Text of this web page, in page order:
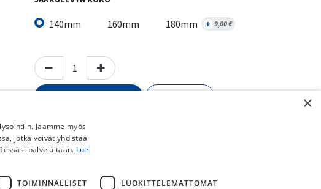
140mm 160mm 180mm + 9,00€
Lisää toivelistalle
Vertaa
Merkki: Shimano
×
Jaamme myös
jotka voivat yhdistää
palveluitaan. Lue
TOIMINNALLISET LUOKITTELEMATTOMAT